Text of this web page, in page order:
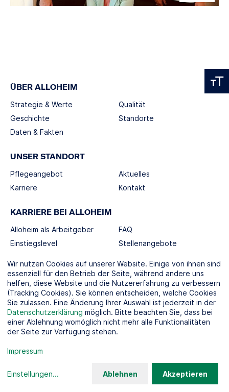
ÜBER ALLOHEIM
Strategie & Werte
Geschichte
Daten & Fakten
Qualität
Standorte
UNSER STANDORT
Pflegeangebot
Karriere
Aktuelles
Kontakt
KARRIERE BEI ALLOHEIM
Alloheim als Arbeitgeber
Einstiegslevel
FAQ
Stellenangebote
SOCIAL MEDIA
KOOPERATIONSPARTNER
Wir nutzen Cookies auf unserer Website. Einige von ihnen sind
essenziell für den Betrieb der Seite, während andere uns
helfen, diese Website und die Nutzererfahrung zu verbessern
(Tracking Cookies). Sie können entscheiden, welche Cookies
Sie zulassen. Eine Änderung Ihrer Auswahl ist jederzeit in der
Datenschutzerklärung möglich. Bitte beachten Sie, dass bei
einer Ablehnung womöglich nicht mehr alle Funktionalitäten
der Seite zur Verfügung stehen.
Impressum
Einstellungen... Ablehnen Akzeptieren